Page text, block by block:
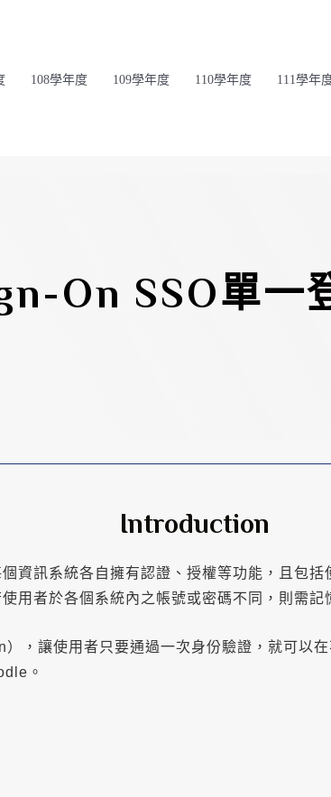
108學年度 109學年度 110學年度 111學年
On SSO單一
Introduction
資訊系統各自擁有認證、授權等功能，且包
用者於各個系統內之帳號或密碼不同，則需記
，讓使用者只要通過一次身份驗證，就可以
。